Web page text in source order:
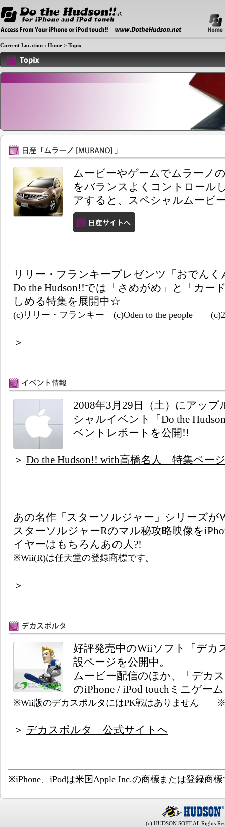
Current Location : Home > Topix
ムービーやゲームでムラーノ
をバランスよくコントロール
アすると、スペシャルムービ
リリー・フランキープレゼンツ「おでん
Do the Hudson!!では「さめがめ」と「カー
しめる特集を展開中☆
(c)リリー・フランキー (c)Oden to the people
＞
2008年3月29日（土）にアッ
シャルイベント「Do the
ベントレポートを公開!!
＞ Do the Hudson!! with高橋名人 特集ペー
あの名作「スターソルジャー」シリーズが
スターソルジャーRのマル秘攻略映像を
イヤーはもちろんあの人?!
※Wii(R)は任天堂の登録商標です。
＞
好評発売中のWiiソフト「デカ
設ページを公開中。
ムービー配信のほか、「デカ
のiPhone / iPod touchミニゲー
※Wii版のデカスポルタにはPK戦はありません
＞ デカスポルタ 公式サイトへ
※iPhone、iPodは米国Apple Inc.の商標または登録商標
(c) HUDSON SOFT All Rights